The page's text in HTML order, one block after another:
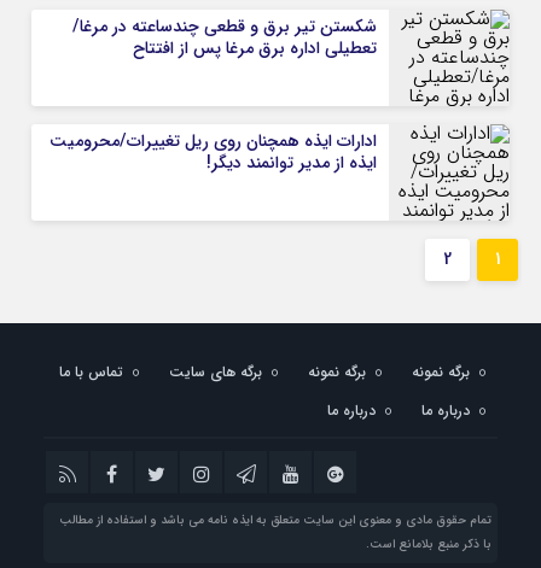
شکستن تیر برق و قطعی چندساعته در مرغا/
تعطیلی اداره برق مرغا پس از افتتاح
ادارات ایذه همچنان روی ریل تغییرات/محرومیت
ایذه از مدیر توانمند دیگر!
1
2
برگه نمونه برگه نمونه برگه های سایت
تماس با ما
درباره ما
درباره ما
تمام حقوق مادی و معنوی این سایت متعلق به ایذه نامه می باشد و استفاده از مطالب
با ذکر منبع بلامانع است.